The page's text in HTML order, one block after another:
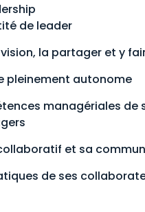
de leader
la partager et y
pleinement autonome
managériales de
et sa
de ses